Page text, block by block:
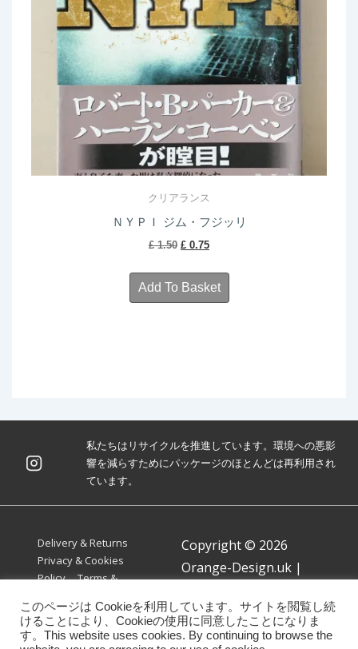
クリアランス
ＮＹＰＩ ジム・フジッリ
£1.50 Original
was:
£ 1.50.
£ 0.75Current
is:
£ 0.75.
Add To Basket
私たちはリサイクルを推進しています。環境への悪影
響を減らすためにパッケージのほとんどは再利用され
ています。
Footer
Menu
Delivery & Returns
Privacy & Cookies
Policy
Terms &
Copyright © 2026
Orange-Design.uk |
Theme
このページは Cookieを利用しています。サイトを閲覧し続
けることにより、Cookieの使用に同意したことになりま
す。This website uses cookies. By continuing to browse the